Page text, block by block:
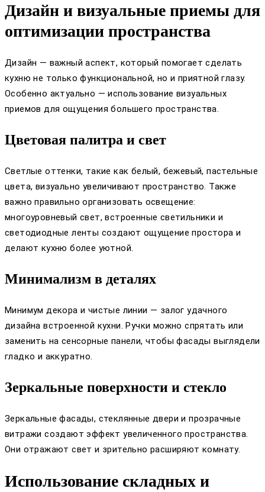
Дизайн и визуальные приемы для
оптимизации пространства
Дизайн — важный аспект, который помогает сделать
кухню не только функциональной, но и приятной глазу.
Особенно актуально — использование визуальных
приемов для ощущения большего пространства.
Цветовая палитра и свет
Светлые оттенки, такие как белый, бежевый, пастельные
цвета, визуально увеличивают пространство. Также
важно правильно организовать освещение:
многоуровневый свет, встроенные светильники и
светодиодные ленты создают ощущение простора и
делают кухню более уютной.
Минимализм в деталях
Минимум декора и чистые линии — залог удачного
дизайна встроенной кухни. Ручки можно спрятать или
заменить на сенсорные панели, чтобы фасады выглядели
гладко и аккуратно.
Зеркальные поверхности и стекло
Зеркальные фасады, стеклянные двери и прозрачные
витражи создают эффект увеличенного пространства.
Они отражают свет и зрительно расширяют комнату.
Использование складных и